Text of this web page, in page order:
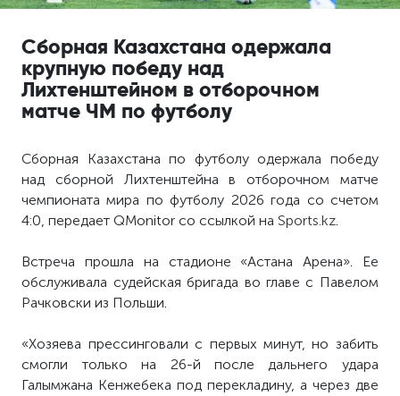
Сборная Казахстана одержала
крупную победу над
Лихтенштейном в отборочном
матче ЧМ по футболу
Сборная Казахстана по футболу одержала победу
над сборной Лихтенштейна в отборочном матче
чемпионата мира по футболу 2026 года со счетом
4:0, передает QMonitor со ссылкой наSports.kz.
Встреча прошла на стадионе «Астана Арена». Ее
обслуживала судейская бригада во главе с Павелом
Рачковски из Польши.
«Хозяева прессинговали с первых минут, но забить
смогли только на 26-й после дальнего удара
Галымжана Кенжебека под перекладину, а через две